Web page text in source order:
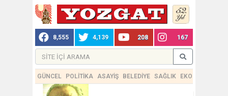
8,555 4,139 208 167
GÜNCEL POLİTİKA ASAYİŞ BELEDİYE SAĞLIK EKONOMİ